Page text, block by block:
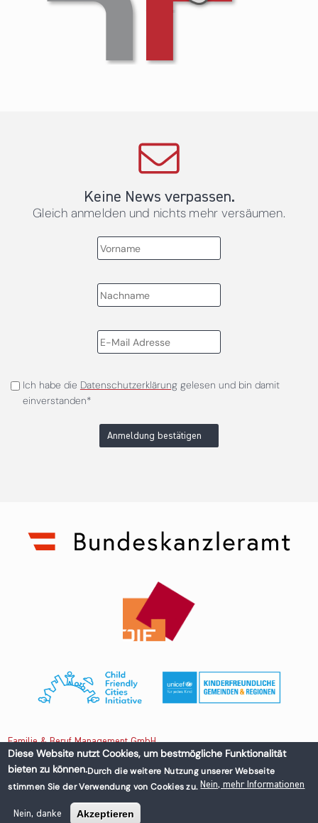
Keine News verpassen.
Gleich anmelden und nichts mehr versäumen.
Ich habe die Datenschutzerklärunggelesen und bin damit
einverstanden*
Anmeldung bestätigen
Familie & Beruf Management GmbH
Untere Donaustraße 13-15/3 1020 Wien, Austria
+43 1 218 50 70
office@familieundberuf.at
Diese Website nutzt Cookies, um bestmögliche Funktionalität
bieten zu können.Durch die weitere Nutzung unserer Webseite
stimmen Sie der Verwendung von Cookies zu. Nein, mehr Informationen
Nein, danke Akzeptieren